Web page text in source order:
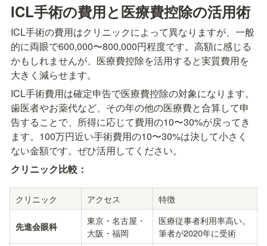
ICL手術の費用と医療費控除の活用術
ICL手術の費用はクリニックによって異なりますが、一般
的に両眼で600,000〜800,000円程度です。高額に感じる
かもしれませんが、医療費控除を活用すると実質費用を
大きく減らせます。
ICL手術費用は確定申告で医療費控除の対象になります。
歯医者やお薬代など、その年の他の医療費と合算して申
告することで、所得に応じて費用の10〜30%が戻ってき
ます。100万円近い手術費用の10〜30%は決して小さく
ない金額です。ぜひ活用してください。
クリニック比較：
クリニック アクセス 特徴
先進会眼科
東京・名古屋・
大阪・福岡
医療従事者利用率高い。
筆者が2020年に受術